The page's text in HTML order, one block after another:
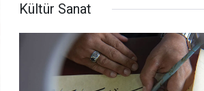
Kültür Sanat